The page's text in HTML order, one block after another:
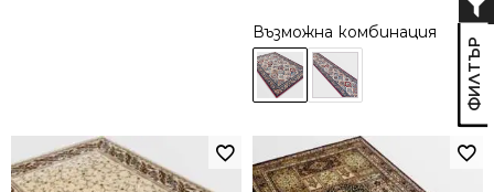
Възможна комбинация